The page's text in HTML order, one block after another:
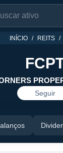
INÍCIO REITS
Seguir